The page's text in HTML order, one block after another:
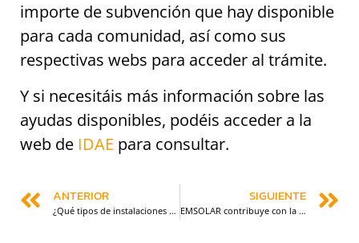
importe de subvención que hay disponible
para cada comunidad, así como sus
respectivas webs para acceder al trámite.
Y si necesitáis más información sobre las
ayudas disponibles, podéis acceder a la
web de IDAE para consultar.
ANTERIOR
¿Qué tipos de instalaciones fotovoltaicas existen?
SIGUIENTE
EMSOLAR contribuye con la sostenibilidad de la sede de Fama Sofás con la instalación de 496 paneles fotovoltaicos